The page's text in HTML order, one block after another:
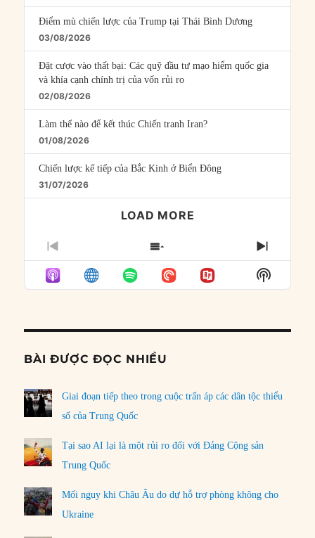
Điểm mù chiến lược của Trump tại Thái Bình Dương
03/08/2026
Đặt cược vào thất bại: Các quỹ đầu tư mạo hiểm quốc gia
và khía cạnh chính trị của vốn rủi ro
02/08/2026
Làm thế nào để kết thúc Chiến tranh Iran?
01/08/2026
Chiến lược kế tiếp của Bắc Kinh ở Biển Đông
31/07/2026
LOAD MORE
PREVIOUS
EPISODE
SHOW
EPISODES
LIST
NEXT
Show
Podcast
BÀI ĐƯỢC ĐỌC NHIỀU
Giai đoạn tiếp theo trong cuộc trấn áp các dân tộc thiểu
số của Trung Quốc
Tại sao AI lại là một rủi ro đối với Đảng Cộng sản
Trung Quốc
Mối nguy khi Châu Âu do dự hỗ trợ phòng không cho
Ukraine